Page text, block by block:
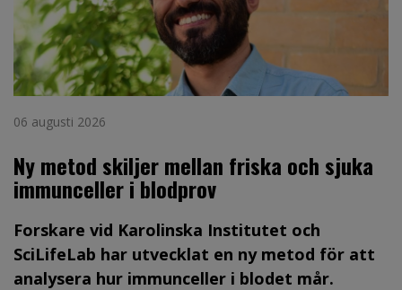
06 augusti 2026
Ny metod skiljer mellan friska och sjuka
immunceller i blodprov
Forskare vid Karolinska Institutet och
SciLifeLab har utvecklat en ny metod för att
analysera hur immunceller i blodet mår.